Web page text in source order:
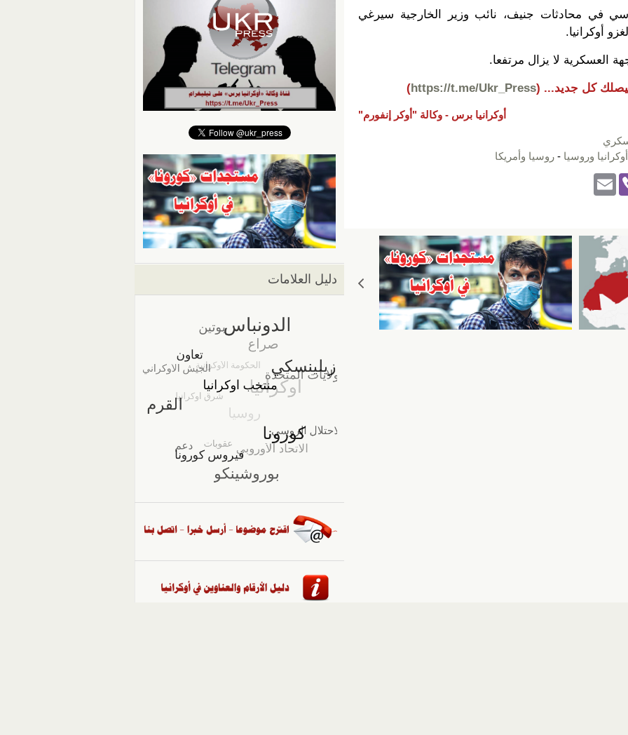
في محادثات جنيف، نائب وزير الخارجية سيرغي
أوكرانيا.
العسكرية لا يزال مرتفعا.
كل جديد... (
https://t.me/Ukr_Press
)
أوكرانيا برس - وكالة "أوكر إنفورم"
أوكرانيا وروسيا - روسيا وأمريكا
Vi
دليل العلامات